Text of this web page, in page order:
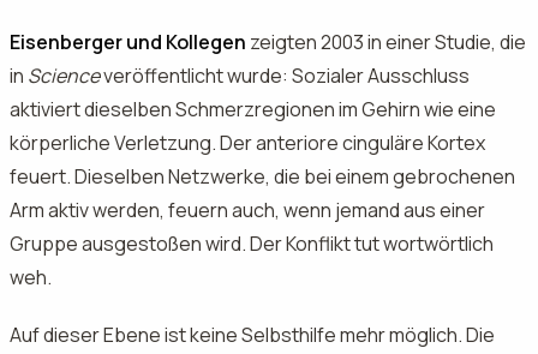
Eisenberger und Kollegen zeigten 2003 in einer Studie, die
in Scienceveröffentlicht wurde: Sozialer Ausschluss
aktiviert dieselben Schmerzregionen im Gehirn wie eine
körperliche Verletzung. Der anteriore cinguläre Kortex
feuert. Dieselben Netzwerke, die bei einem gebrochenen
Arm aktiv werden, feuern auch, wenn jemand aus einer
Gruppe ausgestoßen wird. Der Konflikt tut wortwörtlich
weh.
Auf dieser Ebene ist keine Selbsthilfe mehr möglich. Die